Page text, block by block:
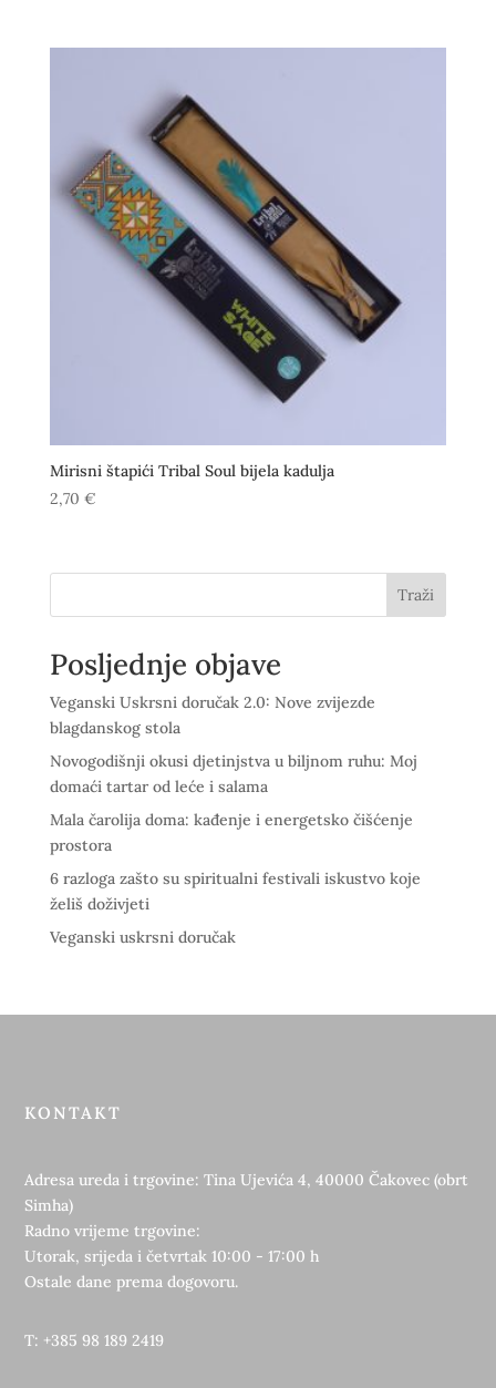
Mirisni štapići Tribal Soul bijela kadulja
2,70 €
Traži
Posljednje objave
Veganski Uskrsni doručak 2.0: Nove zvijezde
blagdanskog stola
Novogodišnji okusi djetinjstva u biljnom ruhu: Moj
domaći tartar od leće i salama
Mala čarolija doma: kađenje i energetsko čišćenje
prostora
6 razloga zašto su spiritualni festivali iskustvo koje
želiš doživjeti
Veganski uskrsni doručak
KONTAKT
Adresa ureda i trgovine: Tina Ujevića 4, 40000 Čakovec (obrt
Simha)
Radno vrijeme trgovine:
Utorak, srijeda i četvrtak 10:00 - 17:00 h
Ostale dane prema dogovoru.
T: +385 98 189 2419